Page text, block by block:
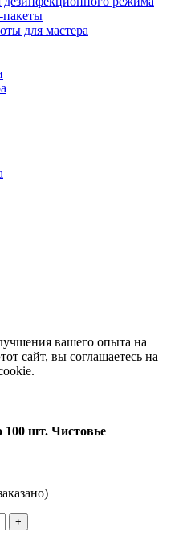
для мастера
вашего опыта на
сайт, вы соглашаетесь на
100 шт. Чистовье